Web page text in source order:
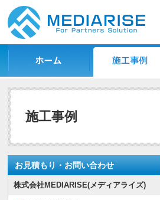
施工事例
お見積もり・お問い合わせ
株式会社MEDIARISE(メディアライズ)